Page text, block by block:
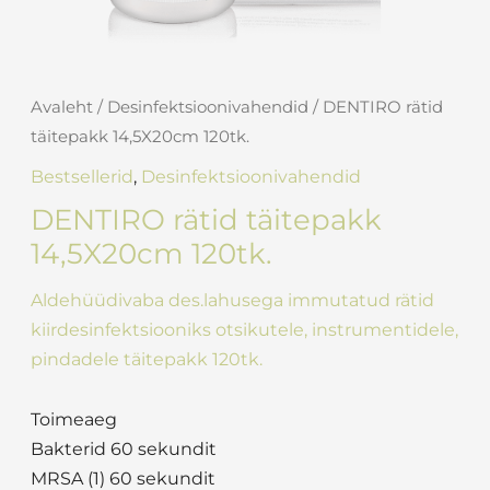
Avaleht / Desinfektsioonivahendid / DENTIRO rätid
täitepakk 14,5X20cm 120tk.
Bestsellerid, Desinfektsioonivahendid
DENTIRO rätid täitepakk
14,5X20cm 120tk.
Aldehüüdivaba des.lahusega immutatud rätid
kiirdesinfektsiooniks otsikutele, instrumentidele,
pindadele täitepakk 120tk.
Toimeaeg
Bakterid 60 sekundit
MRSA (1) 60 sekundit